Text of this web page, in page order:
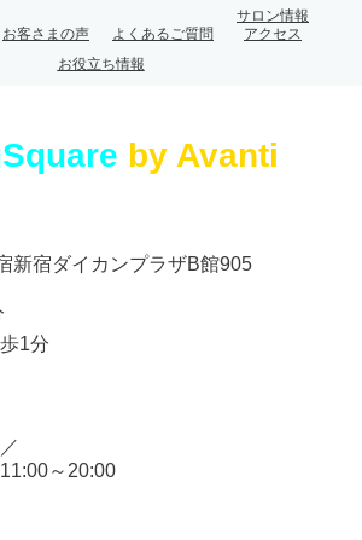
お客さまの声 よくあるご質問
サロン情報
アクセス
お役立ち情報
by Avanti
新宿ダイカンプラザB館905
1分
～20:00